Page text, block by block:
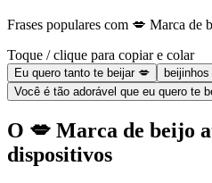
Frases populares com 💋 Marca de
Toque / clique para copiar e colar
Eu quero tanto te beijar 💋
Você é tão adorável que eu quero te
O 💋 Marca de beijo
dispositivos